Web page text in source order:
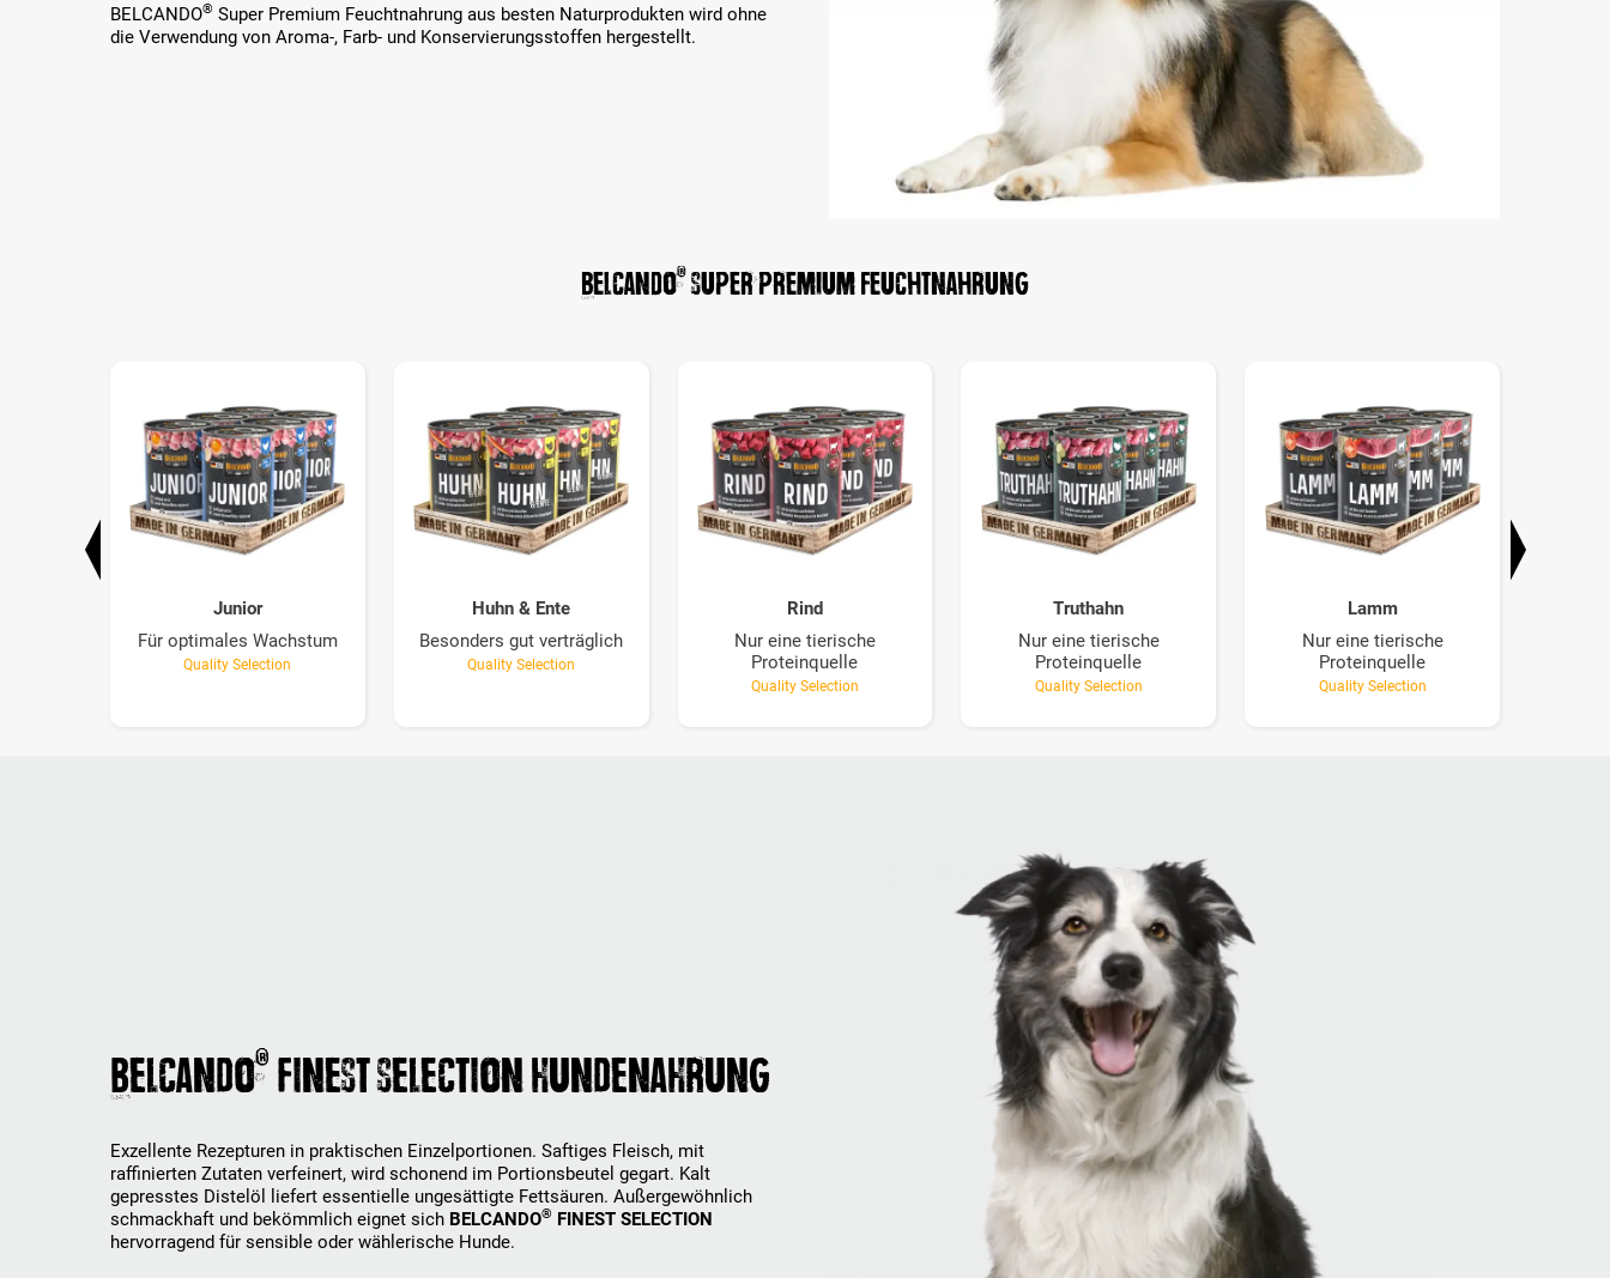
BELCANDO® Super Premium Feuchtnahrung aus besten Naturprodukten wird ohne
die Verwendung von Aroma-, Farb- und Konservierungsstoffen hergestellt.
BELCANDO®Super Premium Feuchtnahrung
Junior
Für optimales Wachstum
Quality Selection
Huhn & Ente
Besonders gut verträglich
Quality Selection
Rind
Nur eine tierische
Proteinquelle
Quality Selection
Truthahn
Nur eine tierische
Proteinquelle
Quality Selection
Lamm
Nur eine tierische
Proteinquelle
Quality Selection
BELCANDO® FINEST SELECTION HUNDENAHRUNG
Exzellente Rezepturen in praktischen Einzelportionen. Saftiges Fleisch, mit
raffinierten Zutaten verfeinert, wird schonend im Portionsbeutel gegart. Kalt
gepresstes Distelöl liefert essentielle ungesättigte Fettsäuren. Außergewöhnlich
schmackhaft und bekömmlich eignet sich BELCANDO® FINEST SELECTION
hervorragend für sensible oder wählerische Hunde.